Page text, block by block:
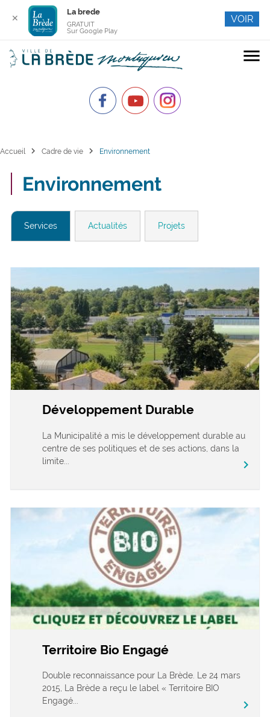
menu
Accueil chevron_right Cadre de vie chevron_right Environnement
Environnement
Services Actualités Projets
Développement Durable
La Municipalité a mis le développement durable au
centre de ses politiques et de ses actions, dans la
limite...
chevron_right
Territoire Bio Engagé
Double reconnaissance pour La Brède. Le 24 mars
2015, La Brède a reçu le label « Territoire BIO
Engagé...
chevron_right
✕
La brede
GRATUIT
Sur Google Play
VOIR